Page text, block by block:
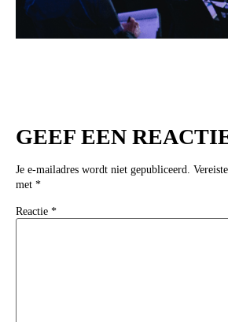
GEEF EEN
Je e-mailadres wordt niet gepubliceerd.
met *
Reactie *